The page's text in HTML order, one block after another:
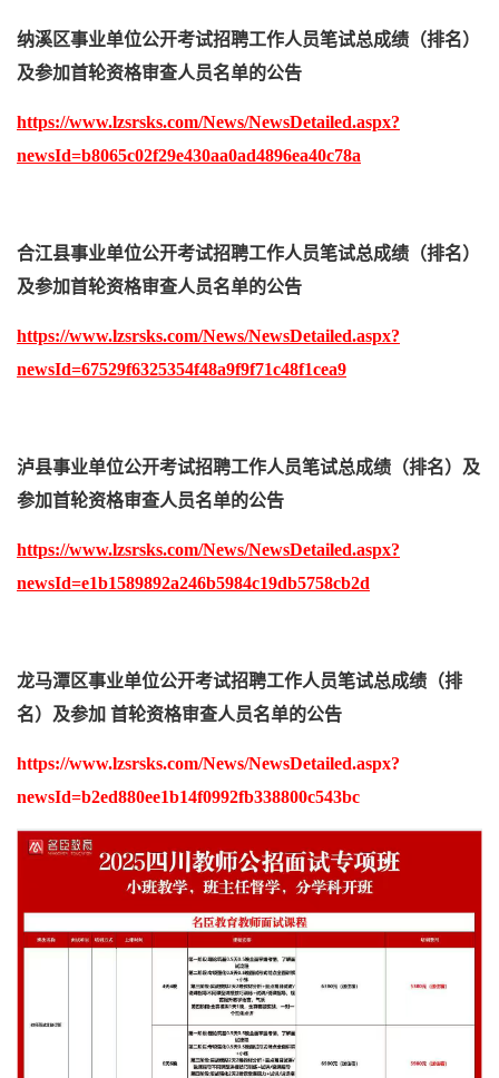
纳溪区事业单位公开考试招聘工作人员笔试总成绩（排名）
及参加首轮资格审查人员名单的公告
https://www.lzsrsks.com/News/NewsDetailed.aspx?
newsId=b8065c02f29e430aa0ad4896ea40c78a
合江县事业单位公开考试招聘工作人员笔试总成绩（排名）
及参加首轮资格审查人员名单的公告
https://www.lzsrsks.com/News/NewsDetailed.aspx?
newsId=67529f6325354f48a9f9f71c48f1cea9
泸县事业单位公开考试招聘工作人员笔试总成绩（排名）及
参加首轮资格审查人员名单的公告
https://www.lzsrsks.com/News/NewsDetailed.aspx?
newsId=e1b1589892a246b5984c19db5758cb2d
龙马潭区事业单位公开考试招聘工作人员笔试总成绩（排
名）及参加 首轮资格审查人员名单的公告
https://www.lzsrsks.com/News/NewsDetailed.aspx?
newsId=b2ed880ee1b14f0992fb338800c543bc